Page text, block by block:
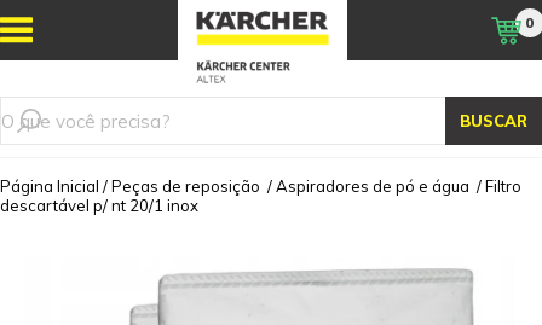
BUSCAR
0
Página Inicial /Peças de reposição /Aspiradores de pó e água /Filtro
descartável p/ nt 20/1 inox